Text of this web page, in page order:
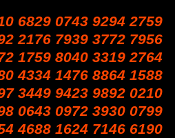
6829 0743 9294 2759
2176 7939 3772 7956
1759 8040 3319 2764
4334 1476 8864 1588
3449 9423 9892 0210
0643 0972 3930 0799
4688 1624 7146 6190